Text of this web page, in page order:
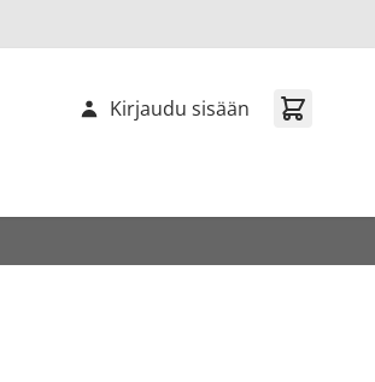
Kirjaudu sisään